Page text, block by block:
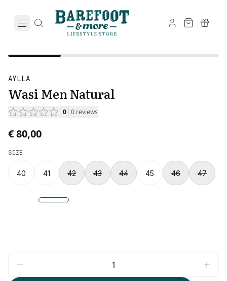
AYLLA
Wasi Men Natural
0 0 reviews
€ 80,00
SIZE
40 41 42 43 44 45 46 47